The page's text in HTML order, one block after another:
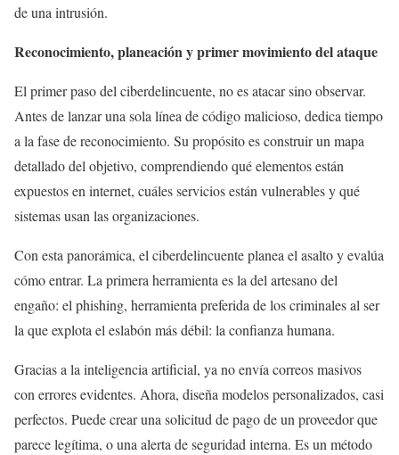
de una intrusión.
Reconocimiento, planeación y primer movimiento del ataque
El primer paso del ciberdelincuente, no es atacar sino observar.
Antes de lanzar una sola línea de código malicioso, dedica tiempo
a la fase de reconocimiento. Su propósito es construir un mapa
detallado del objetivo, comprendiendo qué elementos están
expuestos en internet, cuáles servicios están vulnerables y qué
sistemas usan las organizaciones.
Con esta panorámica, el ciberdelincuente planea el asalto y evalúa
cómo entrar. La primera herramienta es la del artesano del
engaño: el phishing, herramienta preferida de los criminales al ser
la que explota el eslabón más débil: la confianza humana.
Gracias a la inteligencia artificial, ya no envía correos masivos
con errores evidentes. Ahora, diseña modelos personalizados, casi
perfectos. Puede crear una solicitud de pago de un proveedor que
parece legítima, o una alerta de seguridad interna. Es un método